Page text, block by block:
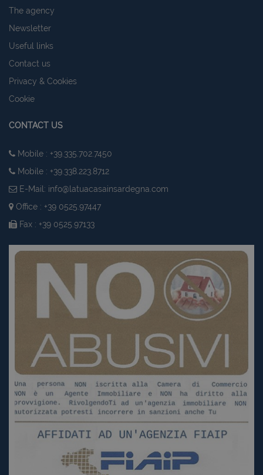
The agency
Newsletter
Useful links
Contact us
Privacy & Cookies
Cookie
CONTACT US
Mobile : +39.335.702.7450
Mobile : +39.338.223.8712
E-Mail: info@latuacasainsardegna.com
Office : +39 0525.97447
Fax : +39 0525.97133